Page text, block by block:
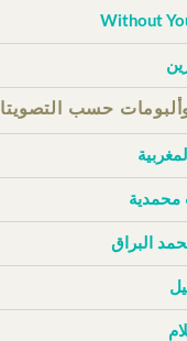
محمدية
البراق